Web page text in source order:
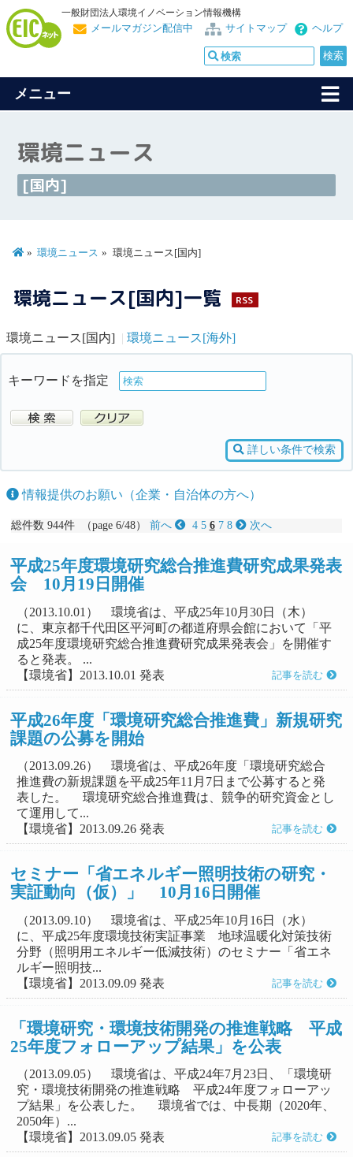
一般財団法人環境イノベーション情報機構
ヘルプ
サイトマップ
メールマガジン配信中
メニュー
環境ニュース
[国内]
環境ニュース 環境ニュース[国内]
環境ニュース[国内]一覧 RSS
環境ニュース[国内] 環境ニュース[海外]
キーワードを指定
詳しい条件で検索
情報提供のお願い（企業・自治体の方へ）
総件数 944件 （page 6/48） 前へ 4 5 6 7 8 次へ
平成25年度環境研究総合推進費研究成果発表
会 10月19日開催
（2013.10.01） 環境省は、平成25年10月30日（木）
に、東京都千代田区平河町の都道府県会館において「平
成25年度環境研究総合推進費研究成果発表会」を開催す
ると発表。 ...
【環境省】2013.10.01 発表
記事を読む
平成26年度「環境研究総合推進費」新規研究
課題の公募を開始
（2013.09.26） 環境省は、平成26年度「環境研究総合
推進費の新規課題を平成25年11月7日まで公募すると発
表した。 環境研究総合推進費は、競争的研究資金とし
て運用して...
【環境省】2013.09.26 発表
記事を読む
セミナー「省エネルギー照明技術の研究・
実証動向（仮）」 10月16日開催
（2013.09.10） 環境省は、平成25年10月16日（水）
に、平成25年度環境技術実証事業 地球温暖化対策技術
分野（照明用エネルギー低減技術）のセミナー「省エネ
ルギー照明技...
【環境省】2013.09.09 発表
記事を読む
「環境研究・環境技術開発の推進戦略 平成
25年度フォローアップ結果」を公表
（2013.09.05） 環境省は、平成24年7月23日、「環境研
究・環境技術開発の推進戦略 平成24年度フォローアッ
プ結果」を公表した。 環境省では、中長期（2020年、
2050年）...
【環境省】2013.09.05 発表
記事を読む